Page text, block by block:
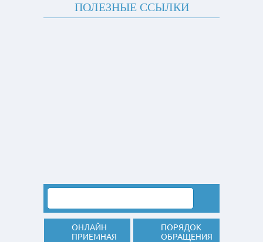
ПОЛЕЗНЫЕ ССЫЛКИ
ОНЛАЙН
ПРИЕМНАЯ
ПОРЯДОК
ОБРАЩЕНИЯ